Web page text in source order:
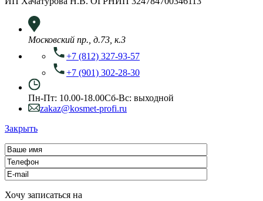
Московский пр., д.73, к.3
+7 (812) 327-93-57
+7 (901) 302-28-30
Пн-Пт: 10.00-18.00Сб-Вс: выходной
zakaz@kosmet-profi.ru
Закрыть
Хочу записаться на